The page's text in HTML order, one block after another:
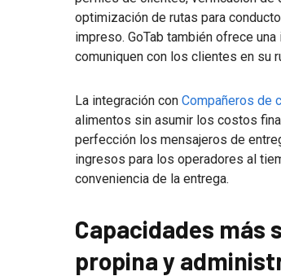
optimización de rutas para
impreso. GoTab también ofrece
comuniquen con los clientes en su
La integración con Compañeros de
alimentos sin asumir los costos
perfección los mensajeros de
ingresos para los operadores al
conveniencia de la entrega.
Capacidades más
propina y